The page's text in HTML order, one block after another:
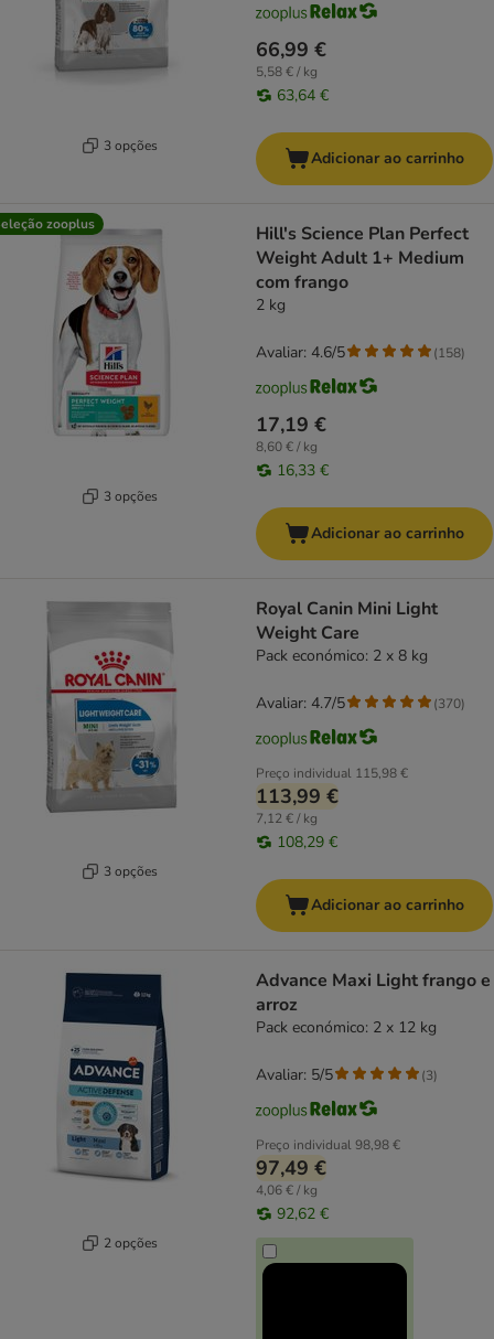
3 opções
66,99 €
5,58 € / kg
63,64 €
Adicionar ao carrinho
zooplus
3 opções
Hill's Science Plan Perfect
Weight Adult 1+ Medium
com frango
2 kg
17,19 €
8,60 € / kg
16,33 €
Avaliar: 4.6/5 (158)
Adicionar ao carrinho
3 opções
Royal Canin Mini Light
Weight Care
Pack económico: 2 x 8 kg
Preço individual 115,98 €
113,99 €
7,12 € / kg
108,29 €
Avaliar: 4.7/5 (370)
Adicionar ao carrinho
2 opções
Advance Maxi Light frango e
arroz
Pack económico: 2 x 12 kg
Preço individual98,98 €
97,49 €
4,06 € / kg
92,62 €
Avaliar: 5/5 (3)